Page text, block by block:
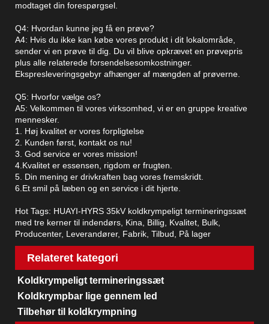
modtaget din forespørgsel.
Q4: Hvordan kunne jeg få en prøve?
A4: Hvis du ikke kan købe vores produkt i dit lokalområde,
sender vi en prøve til dig. Du vil blive opkrævet en prøvepris
plus alle relaterede forsendelsesomkostninger.
Ekspresleveringsgebyr afhænger af mængden af ​​prøverne.
Q5: Hvorfor vælge os?
A5: Velkommen til vores virksomhed, vi er en gruppe kreative
mennesker.
1. Høj kvalitet er vores forpligtelse
2. Kunden først, kontakt os nu!
3. God service er vores mission!
4.Kvalitet er essensen, rigdom er frugten.
5. Din mening er drivkraften bag vores fremskridt.
6.Et smil på læben og en service i dit hjerte.
Hot Tags: HUAYI-HYRS 35kV koldkrympeligt termineringssæt
med tre kerner til indendørs, Kina, Billig, Kvalitet, Bulk,
Producenter, Leverandører, Fabrik, Tilbud, På lager
Relateret kategori
Koldkrympeligt termineringssæt
Koldkrympbar lige gennem led
Tilbehør til koldkrympning